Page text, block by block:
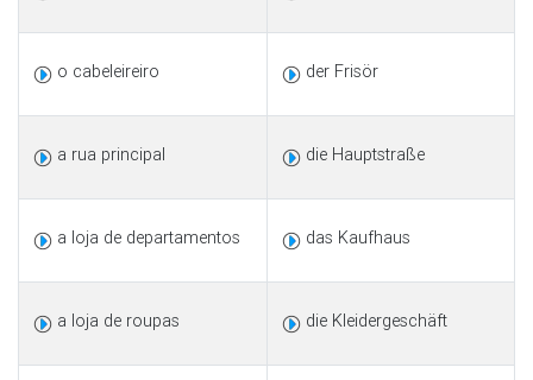
o cabeleireiro der Frisör
a rua principal die Hauptstraße
a loja de departamentos das Kaufhaus
a loja de roupas die Kleidergeschäft